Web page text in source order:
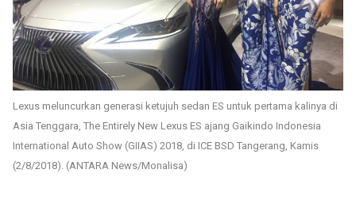
Lexus meluncurkan generasi ketujuh sedan ES untuk pertama kalinya di
Asia Tenggara, The Entirely New Lexus ES ajang Gaikindo Indonesia
International Auto Show (GIIAS) 2018, di ICE BSD Tangerang, Kamis
(2/8/2018). (ANTARA News/Monalisa)